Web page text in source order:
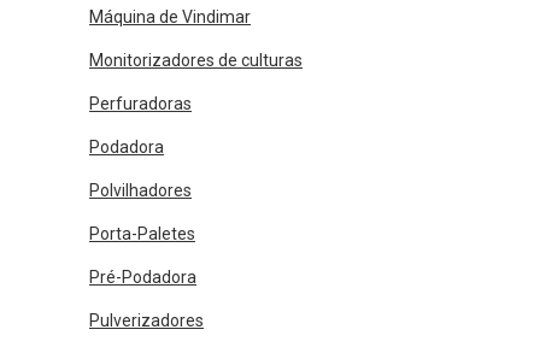
Máquina de Vindimar
Monitorizadores de culturas
Perfuradoras
Podadora
Polvilhadores
Porta-Paletes
Pré-Podadora
Pulverizadores